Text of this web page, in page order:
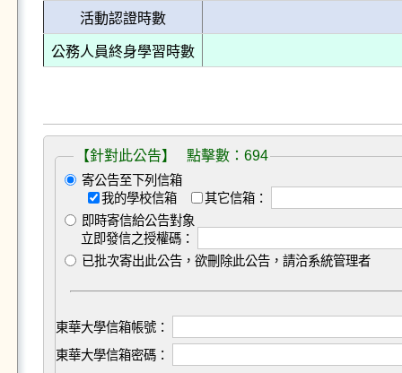
活動認證時數
公務人員終身學習時數
【針對此公告】 點擊數：694
寄公告至下列信箱
我的學校信箱
其它信箱：
即時寄信給公告對象
立即發信之授權碼：
已批次寄出此公告，欲刪除此公告，請洽系統管理者
東華大學信箱帳號：
東華大學信箱密碼：